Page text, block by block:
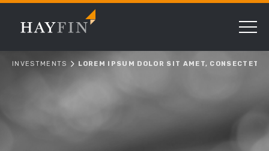
INVESTMENTS LOREM IPSUM DOLOR SIT AMET,